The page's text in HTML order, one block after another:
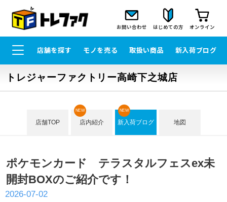
お問い合わせ はじめての方 オンライン
店舗を探す モノを売る 取扱い商品 新入荷ブログ
トレジャーファクトリー高崎下之城店
店舗TOP 店内紹介
NEW
新入荷ブログ
NEW
地図
ポケモンカード テラスタルフェスex未
開封BOXのご紹介です！
2026-07-02